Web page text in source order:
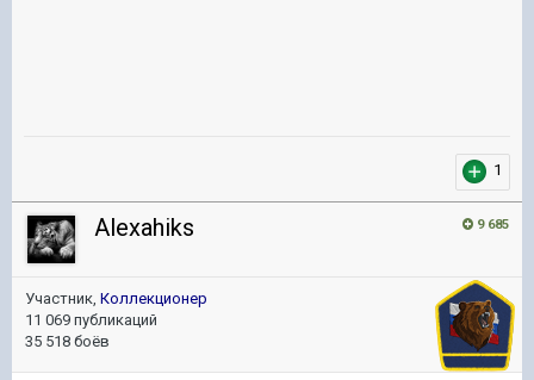
1
9 685
Alexahiks
Участник, Коллекционер
11 069 публикаций
35 518 боёв